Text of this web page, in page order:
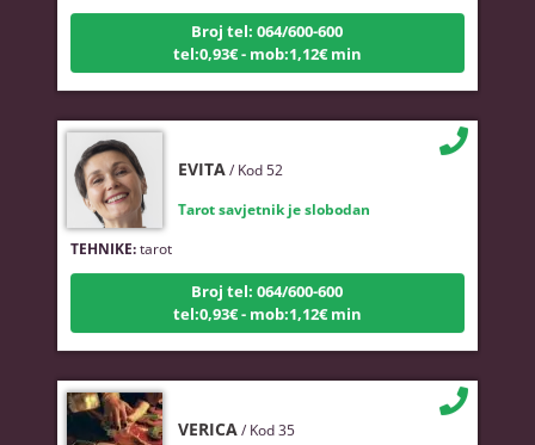
Broj tel: 064/600-600
tel:0,93€ - mob:1,12€ min
TEHNIKE:tarot
Broj tel: 064/600-600
tel:0,93€ - mob:1,12€ min